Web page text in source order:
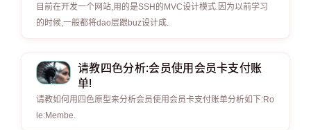
目前在开发一个网站,用的是SSH的MVC设计模式.因为以前学习
的时候,一般都将dao层跟buz设计成.
请教四色分析:会员使用会员卡支付账
单!
请教如何用四色原型来分析会员使用会员卡支付账单分析如下:Ro
le:Membe.